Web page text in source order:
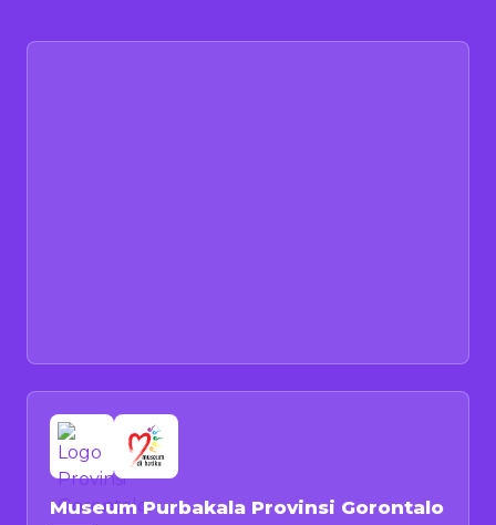
Museum Purbakala Provinsi Gorontalo